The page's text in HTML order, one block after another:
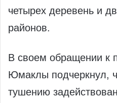
четырех деревень и
районов.
В своем обращении к
Юмаклы подчеркнул,
тушению